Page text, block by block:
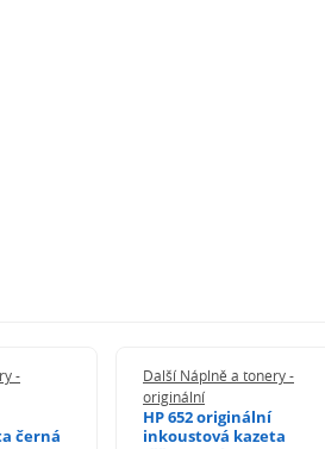
-
černá
Další Náplně a tonery -
originální
HP 652 originální
inkoustová kazeta